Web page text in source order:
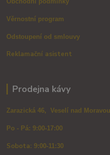
Věrnostní program
Odstoupení od smlouvy
Reklamační asistent
Prodejna kávy
Zarazická 46, Veselí nad Moravou
Po - Pá: 9:00-17:00
Sobota: 9:00-11:30